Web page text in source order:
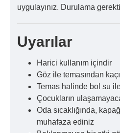
uygulayınız. Durulama
Uyarılar
Harici kullanım içindir
Göz ile temasından
Temas halinde bol su ile
Çocukların
Oda sıcaklığında,
muhafaza ediniz